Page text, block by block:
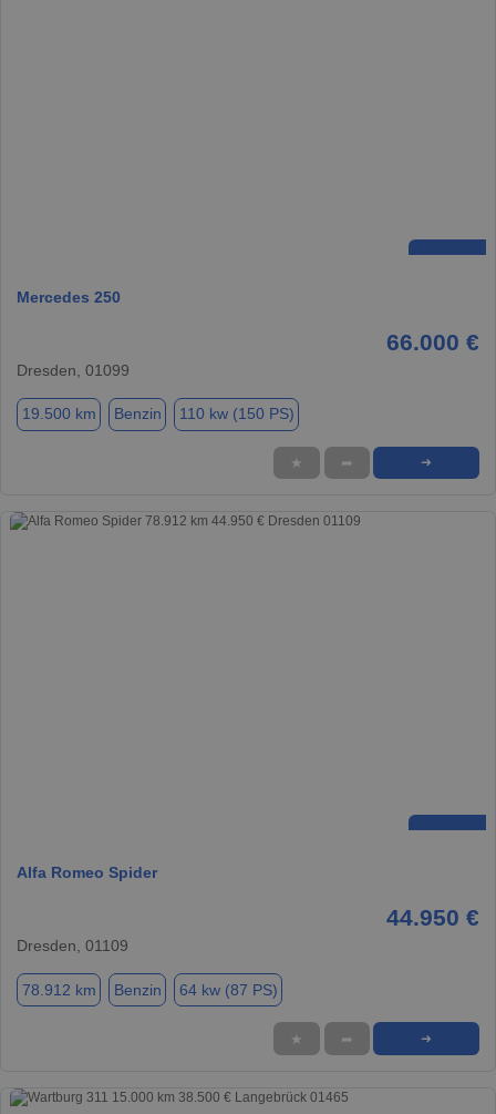
Mercedes 250
66.000 €
Dresden, 01099
19.500 km Benzin 110 kw (150 PS)
★ ➦ ➜
Alfa Romeo Spider
44.950 €
Dresden, 01109
78.912 km Benzin 64 kw (87 PS)
★ ➦ ➜